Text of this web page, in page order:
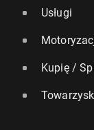
Usługi
Kupię /